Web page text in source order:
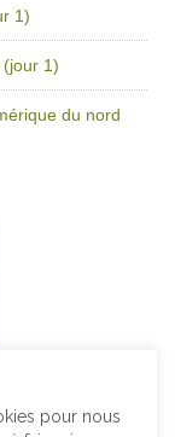
1)
(jour 1)
du nord
pour nous